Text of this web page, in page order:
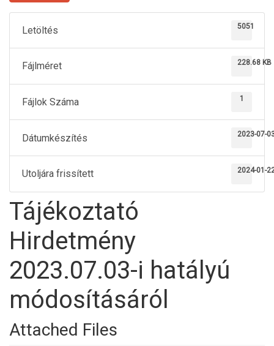
Letöltés 5051
Fájlméret 228.68 KB
Fájlok Száma 1
Dátumkészítés 2023-07-
Utoljára frissített 2024-01-
Tájékoztató
Hirdetmény
2023.07.03-i hatályú
módosításáról
Attached Files